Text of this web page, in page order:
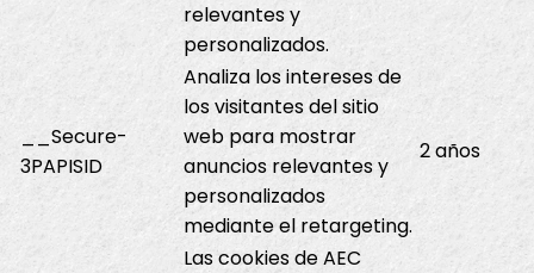
relevantes y
personalizados.
__Secure-
3PAPISID
Analiza los intereses de
los visitantes del sitio
web para mostrar
anuncios relevantes y
personalizados
mediante el retargeting.
2 años
Las cookies de AEC